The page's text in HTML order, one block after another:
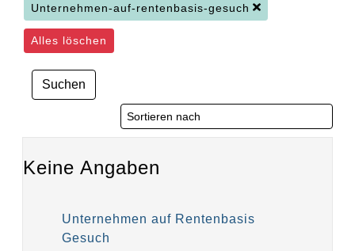
Unternehmen-auf-rentenbasis-gesuch
Alles löschen
Suchen
Keine Angaben
Unternehmen auf Rentenbasis
Gesuch